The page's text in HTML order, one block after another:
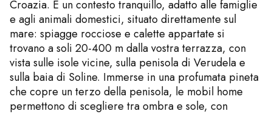
Croazia. È un contesto tranquillo, adatto alle famiglie
e agli animali domestici, situato direttamente sul
mare: spiagge rocciose e calette appartate si
trovano a soli 20-400 m dalla vostra terrazza, con
vista sulle isole vicine, sulla penisola di Verudela e
sulla baia di Soline. Immerse in una profumata pineta
che copre un terzo della penisola, le mobil home
permettono di scegliere tra ombra e sole, con